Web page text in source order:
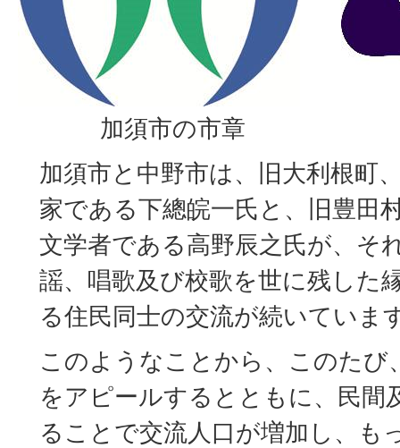
加須市の市章
加須市と中野市は、旧大利根町
家である下總皖一氏と、旧豊田
文学者である高野辰之氏が、そ
謡、唱歌及び校歌を世に残した
る住民同士の交流が続いていま
このようなことから、このたび
をアピールするとともに、民間
ることで交流人口が増加し、も